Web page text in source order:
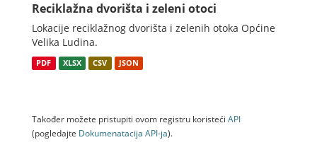
Reciklažna dvorišta i zeleni otoci
Lokacije reciklažnog dvorišta i zelenih otoka Općine
Velika Ludina.
PDF XLSX CSV JSON
Također možete pristupiti ovom registru koristeći API
(pogledajte Dokumenаtаcijа API-jа).